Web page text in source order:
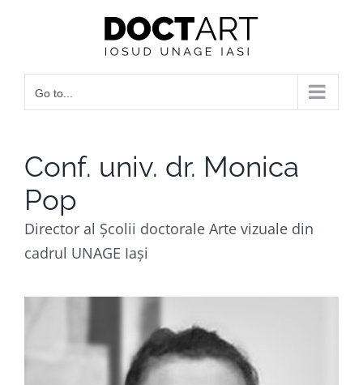
Go to...
Conf. univ. dr. Monica
Pop
Director al Şcolii doctorale Arte vizuale din
cadrul UNAGE Iași